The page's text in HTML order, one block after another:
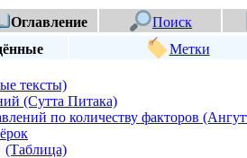
Оглавление
Поиск
Метки
тексты)
(Сутта Питака)
по количеству факторов
(Таблица)